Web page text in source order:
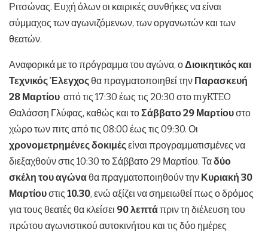
Ριτσώνας. Ευχή όλων οι καιρικές συνθήκες να είναι
σύμμαχος των αγωνιζόμενων, των οργανωτών και των
θεατών.
Αναφορικά με το πρόγραμμα του αγώνα, οΔιοικητικός και
Τεχνικός Έλεγχοςθα πραγματοποιηθεί την Παρασκευή
28 Μαρτίου από τις 17:30 έως τις 20:30 στο myKTEO
Θαλάσση Γλύφας, καθώς και τοΣάββατο 29 Μαρτίουστο
χώρο των πιτς από τις 08:00 έως τις 09:30. Οι
χρονομετρημένες δοκιμέςείναι προγραμματισμένες να
διεξαχθούν στις 10:30 το Σάββατο 29 Μαρτίου. Ταδύο
σκέλη του αγώναθα πραγματοποιηθούν την Κυριακή 30
Μαρτίουστις 10.30, ενώ αξίζει να σημειωθεί πως ο δρόμος
για τους θεατές θα κλείσει 90 λεπτάπριν τη διέλευση του
πρώτου αγωνιστικού αυτοκινήτου και τις δύο ημέρες